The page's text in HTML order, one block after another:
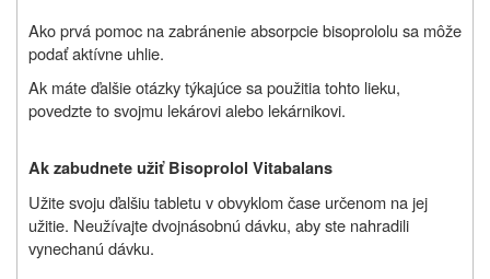
Ako prvá pomoc na zabránenie absorpcie bisoprololu sa môže
podať aktívne uhlie.
Ak máte ďalšie otázky týkajúce sa použitia tohto lieku,
povedzte to svojmu lekárovi alebo lekárnikovi.
Ak zabudnete užiť Bisoprolol Vitabalans
Užite svoju ďalšiu tabletu v obvyklom čase určenom na jej
užitie. Neužívajte dvojnásobnú dávku, aby ste nahradili
vynechanú dávku.